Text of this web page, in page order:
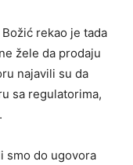
rekao je tada
žele da prodaju
najavili su da
sa regulatorima,
smo do ugovora